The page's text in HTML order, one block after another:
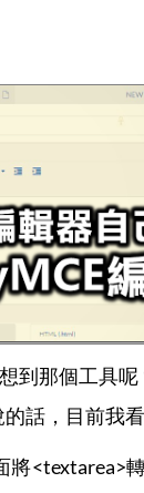
到那個工具
的話，目前我
將<textarea>